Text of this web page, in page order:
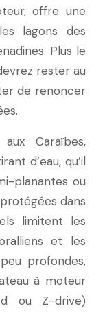
offre une
lagons des
Plus le
rester au
de renoncer
Caraïbes,
d’eau, qu’il
planantes ou
dans
limitent les
et les
profondes,
à moteur
ou Z-drive)